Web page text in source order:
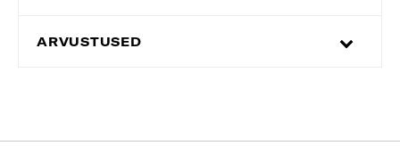
ARVUSTUSED